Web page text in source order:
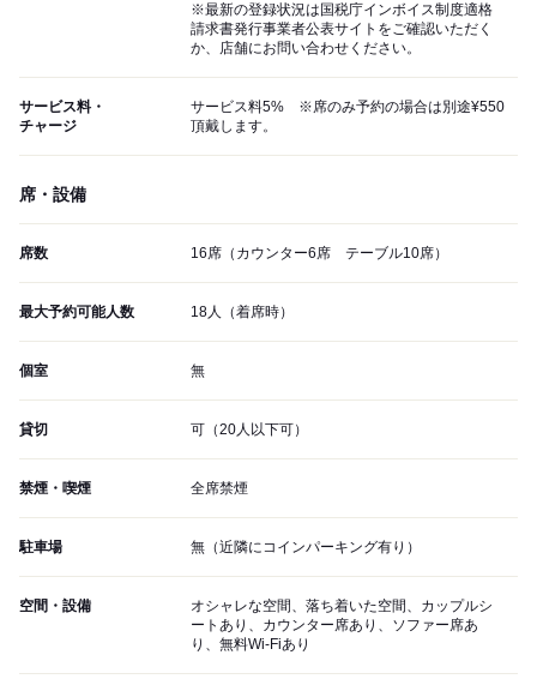
※最新の登録状況は国税庁インボイス制度適格
請求書発行事業者公表サイトをご確認いただく
か、店舗にお問い合わせください。
サービス料・
チャージ
サービス料5% ※席のみ予約の場合は別途¥550
頂戴します。
席・設備
席数 16席（カウンター6席 テーブル10席）
最大予約可能人数 18人（着席時）
個室 無
貸切 可（20人以下可）
禁煙・喫煙 全席禁煙
駐車場 無（近隣にコインパーキング有り）
空間・設備
オシャレな空間、落ち着いた空間、カップルシ
ートあり、カウンター席あり、ソファー席あ
り、無料Wi-Fiあり